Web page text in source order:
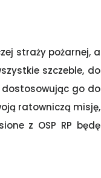
straży pożarnej, a
szczeble, do
dostosowując go do
ratowniczą misję,
z OSP RP będę